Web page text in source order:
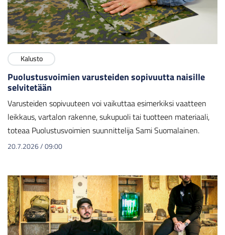
Kalusto
Puolustusvoimien varusteiden sopivuutta naisille
selvitetään
Varusteiden sopivuuteen voi vaikuttaa esimerkiksi vaatteen
leikkaus, vartalon rakenne, sukupuoli tai tuotteen materiaali,
toteaa Puolustusvoimien suunnittelija Sami Suomalainen.
20.7.2026/09:00